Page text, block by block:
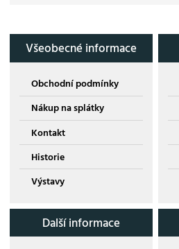
Všeobecné informace
Obchodní podmínky
Nákup na splátky
Kontakt
Historie
Výstavy
Další informace